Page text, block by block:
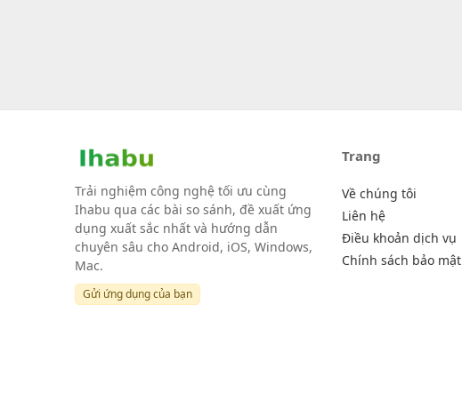
Trải nghiệm công nghệ tối ưu cùng
Ihabu qua các bài so sánh, đề xuất ứng
dụng xuất sắc nhất và hướng dẫn
chuyên sâu cho Android, iOS, Windows,
Mac.
Gửi ứng dụng của bạn
Trang
Về chúng tôi
Liên hệ
Điều khoản dịch vụ
Chính sách bảo mật